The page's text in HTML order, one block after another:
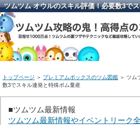
ツムツム オウルのスキル評価！必要数3で
トップページ ＞ プレミアムボックスのツム図鑑 ＞ ツム
数3でスキル連発と特殊ボム量産
■ツムツム最新情報
ツムツム最新情報やイベントリーク